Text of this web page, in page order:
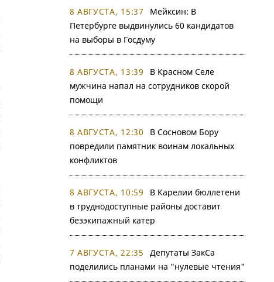
8 АВГУСТА, 15:37
Мейксин: В
Петербурге выдвинулись 60 кандидатов
на выборы в Госдуму
8 АВГУСТА, 13:39
В Красном Селе
мужчина напал на сотрудников скорой
помощи
8 АВГУСТА, 12:30
В Сосновом Бору
повредили памятник воинам локальных
конфликтов
8 АВГУСТА, 10:59
В Карелии бюллетени
в труднодоступные районы доставит
безэкипажный катер
7 АВГУСТА, 22:35
Депутаты ЗакСа
поделились планами на "нулевые чтения"